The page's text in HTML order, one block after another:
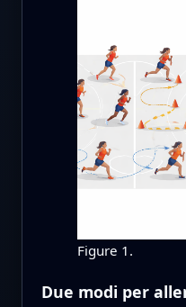
Figure 1.
Due modi per